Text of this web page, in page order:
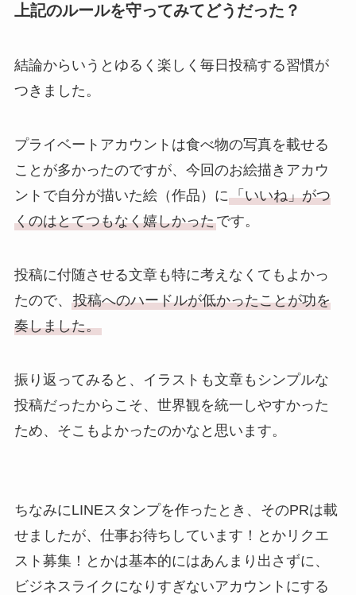
上記のルールを守ってみてどうだった？
結論からいうとゆるく楽しく毎日投稿する習慣が
つきました。
プライベートアカウントは食べ物の写真を載せる
ことが多かったのですが、今回のお絵描きアカウ
ントで自分が描いた絵（作品）に「いいね」がつ
くのはとてつもなく嬉しかったです。
投稿に付随させる文章も特に考えなくてもよかっ
たので、 投稿へのハードルが低かったことが功を
奏しました。
振り返ってみると、イラストも文章もシンプルな
投稿だったからこそ、世界観を統一しやすかった
ため、そこもよかったのかなと思います。
ちなみにLINEスタンプを作ったとき、そのPRは載
せましたが、仕事お待ちしています！とかリクエ
スト募集！とかは基本的にはあんまり出さずに、
ビジネスライクになりすぎないアカウントにする